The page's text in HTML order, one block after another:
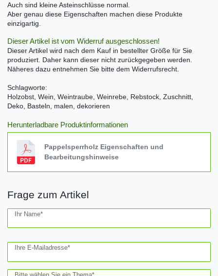
Auch sind kleine Asteinschlüsse normal.
Aber genau diese Eigenschaften machen diese Produkte
einzigartig.
Dieser Artikel ist vom Widerruf ausgeschlossen!
Dieser Artikel wird nach dem Kauf in bestellter Größe für Sie
produziert. Daher kann dieser nicht zurückgegeben werden.
Näheres dazu entnehmen Sie bitte dem Widerrufsrecht.
Schlagworte:
Holzobst, Wein, Weintraube, Weinrebe, Rebstock, Zuschnitt,
Deko, Basteln, malen, dekorieren
Herunterladbare Produktinformationen
Pappelsperrholz Eigenschaften und
Bearbeitungshinweise
Frage zum Artikel
Ihr Name*
Ihre E-Mailadresse*
Ceres::Template.mailFormHoneypotLabel